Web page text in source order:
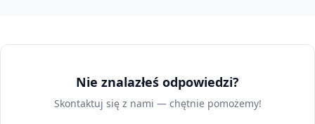
Nie znalazłeś odpowiedzi?
Skontaktuj się z nami — chętnie pomożemy!